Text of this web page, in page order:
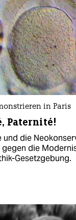
in Paris
Paternité!
und die
die
Gesetzgebung.